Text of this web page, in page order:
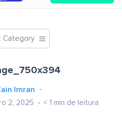
Category
Imran
2, 2025 < 1 min de leitura